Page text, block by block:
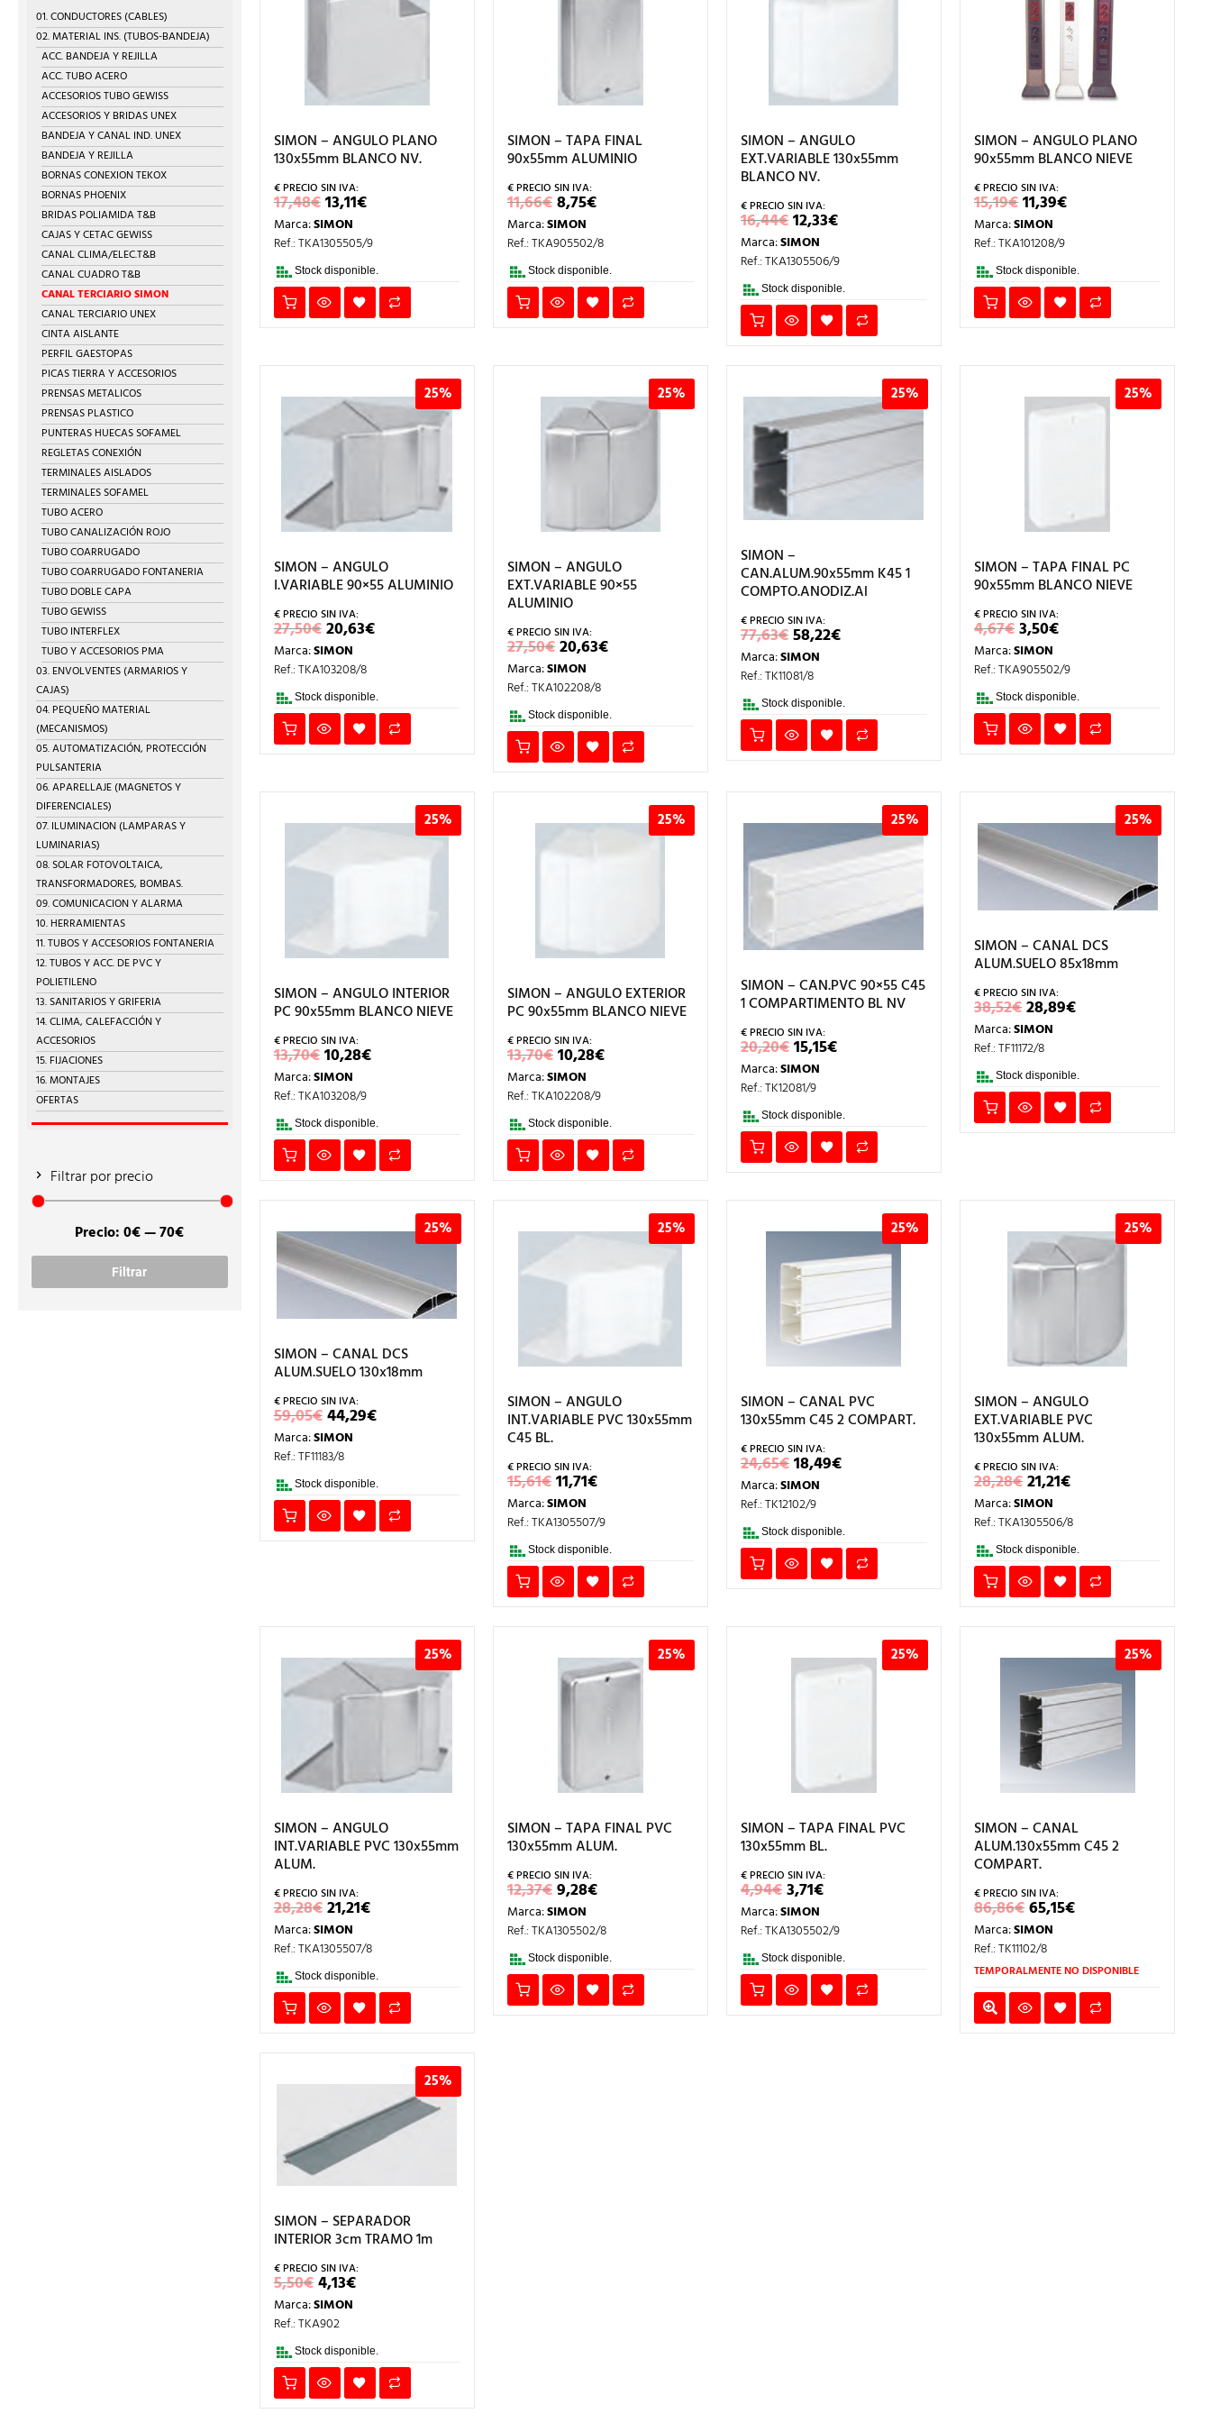
SIMON – ANGULO PLANO
130x55mm BLANCO NV.
17,48€EL
PRECIO
ORIGINAL
ERA:
17,48€.
13,11€EL
PRECIO
ACTUAL
ES:
13,11€.
Marca:SIMON
Ref.: TKA1305505/9
Stock disponible.
SIMON – TAPA FINAL
90x55mm ALUMINIO
11,66€EL
PRECIO
ORIGINAL
ERA:
11,66€.
8,75€EL
PRECIO
ACTUAL
ES:
8,75€.
Marca:SIMON
Ref.: TKA905502/8
Stock disponible.
SIMON – ANGULO
EXT.VARIABLE 130x55mm
BLANCO NV.
16,44€EL
PRECIO
ORIGINAL
ERA:
16,44€.
12,33€EL
PRECIO
ES:
Marca:SIMON
Ref.: TKA1305506/9
Stock disponible.
SIMON – ANGULO PLANO
90x55mm BLANCO NIEVE
15,19€EL
PRECIO
ORIGINAL
ERA:
15,19€.
11,39€EL
PRECIO
11,39€.
Marca:SIMON
Ref.: TKA101208/9
Stock disponible.
25%
SIMON – ANGULO
I.VARIABLE 90×55 ALUMINIO
27,50€EL
PRECIO
ORIGINAL
ERA:
27,50€.
20,63€EL
PRECIO
Marca:SIMON
Ref.: TKA103208/8
Stock disponible.
25%
SIMON – ANGULO
EXT.VARIABLE 90×55
ALUMINIO
27,50€EL
PRECIO
ORIGINAL
ERA:
27,50€.
20,63€EL
PRECIO
Marca:SIMON
Ref.: TKA102208/8
Stock disponible.
25%
SIMON –
CAN.ALUM.90x55mm K45 1
COMPTO.ANODIZ.Al
77,63€EL
PRECIO
ORIGINAL
ERA:
77,63€.
58,22€EL
PRECIO
Marca:SIMON
Ref.: TK11081/8
Stock disponible.
25%
SIMON – TAPA FINAL PC
90x55mm BLANCO NIEVE
4,67€EL
PRECIO
ORIGINAL
ERA:
4,67€.
3,50€EL
PRECIO
ACTUAL
ES:
3,50€.
Marca:SIMON
Ref.: TKA905502/9
Stock disponible.
25%
SIMON – ANGULO INTERIOR
PC 90x55mm BLANCO NIEVE
13,70€EL
PRECIO
ORIGINAL
ERA:
13,70€.
10,28€EL
PRECIO
Marca:SIMON
Ref.: TKA103208/9
Stock disponible.
25%
SIMON – ANGULO EXTERIOR
PC 90x55mm BLANCO NIEVE
13,70€EL
PRECIO
ORIGINAL
ERA:
13,70€.
10,28€EL
PRECIO
Marca:SIMON
Ref.: TKA102208/9
Stock disponible.
25%
SIMON – CAN.PVC 90×55 C45
1 COMPARTIMENTO BL NV
20,20€EL
PRECIO
ORIGINAL
ERA:
20,20€.
15,15€EL
PRECIO
Marca:SIMON
Ref.: TK12081/9
Stock disponible.
25%
SIMON – CANAL DCS
ALUM.SUELO 85x18mm
38,52€EL
PRECIO
ORIGINAL
ERA:
38,52€.
28,89€EL
PRECIO
Marca:SIMON
Ref.: TF11172/8
Stock disponible.
25%
SIMON – CANAL DCS
ALUM.SUELO 130x18mm
59,05€EL
PRECIO
ORIGINAL
ERA:
59,05€.
44,29€EL
PRECIO
Marca:SIMON
Ref.: TF11183/8
Stock disponible.
25%
SIMON – ANGULO
INT.VARIABLE PVC 130x55mm
C45 BL.
15,61€EL
PRECIO
ORIGINAL
ERA:
15,61€.
11,71€EL
PRECIO
ACTUAL
ES:11,71€.
Marca:SIMON
Ref.: TKA1305507/9
Stock disponible.
25%
SIMON – CANAL PVC
130x55mm C45 2 COMPART.
24,65€EL
PRECIO
ORIGINAL
ERA:
24,65€.
18,49€EL
PRECIO
Marca:SIMON
Ref.: TK12102/9
Stock disponible.
25%
SIMON – ANGULO
EXT.VARIABLE PVC
130x55mm ALUM.
28,28€EL
PRECIO
ORIGINAL
ERA:
28,28€.
21,21€EL
PRECIO
ES:
Marca:SIMON
Ref.: TKA1305506/8
Stock disponible.
25%
SIMON – ANGULO
INT.VARIABLE PVC 130x55mm
ALUM.
28,28€EL
PRECIO
ORIGINAL
ERA:
28,28€.
21,21€EL
PRECIO
ES:
Marca:SIMON
Ref.: TKA1305507/8
Stock disponible.
25%
SIMON – TAPA FINAL PVC
130x55mm ALUM.
12,37€EL
PRECIO
ORIGINAL
ERA:
12,37€.
9,28€EL
PRECIO
ACTUAL
ES:9,28€.
Marca:SIMON
Ref.: TKA1305502/8
Stock disponible.
25%
SIMON – TAPA FINAL PVC
130x55mm BL.
4,94€EL
PRECIO
ORIGINAL
ERA:
4,94€.
3,71€EL
PRECIO
ACTUAL
ES:
3,71€.
Marca:SIMON
Ref.: TKA1305502/9
Stock disponible.
25%
SIMON – CANAL
ALUM.130x55mm C45 2
COMPART.
86,86€EL
PRECIO
ORIGINAL
ERA:
86,86€.
65,15€EL
PRECIO
65,15€.
Marca:SIMON
Ref.: TK11102/8
TEMPORALMENTE NO DISPONIBLE
25%
SIMON – SEPARADOR
INTERIOR 3cm TRAMO 1m
5,50€EL
PRECIO
ORIGINAL
ERA:
5,50€.
4,13€EL
PRECIO
4,13€.
Marca:SIMON
Ref.: TKA902
Stock disponible.
01. CONDUCTORES (CABLES)
02. MATERIAL INS. (TUBOS-BANDEJA)
ACC. BANDEJA Y REJILLA
ACC. TUBO ACERO
ACCESORIOS TUBO GEWISS
ACCESORIOS Y BRIDAS UNEX
BANDEJA Y CANAL IND. UNEX
BANDEJA Y REJILLA
BORNAS CONEXION TEKOX
BORNAS PHOENIX
BRIDAS POLIAMIDA T&B
CAJAS Y CETAC GEWISS
CANAL CLIMA/ELEC.T&B
CANAL CUADRO T&B
CANAL TERCIARIO SIMON
CANAL TERCIARIO UNEX
CINTA AISLANTE
PERFIL GAESTOPAS
PICAS TIERRA Y ACCESORIOS
PRENSAS METALICOS
PRENSAS PLASTICO
PUNTERAS HUECAS SOFAMEL
REGLETAS CONEXIÓN
TERMINALES AISLADOS
TERMINALES SOFAMEL
TUBO ACERO
TUBO CANALIZACIÓN ROJO
TUBO COARRUGADO
TUBO COARRUGADO FONTANERIA
TUBO DOBLE CAPA
TUBO GEWISS
TUBO INTERFLEX
TUBO Y ACCESORIOS PMA
03. ENVOLVENTES (ARMARIOS Y
CAJAS)
04. PEQUEÑO MATERIAL
(MECANISMOS)
05. AUTOMATIZACIÓN, PROTECCIÓN
PULSANTERIA
06. APARELLAJE (MAGNETOS Y
DIFERENCIALES)
07. ILUMINACION (LAMPARAS Y
LUMINARIAS)
08. SOLAR FOTOVOLTAICA,
TRANSFORMADORES, BOMBAS.
09. COMUNICACION Y ALARMA
10. HERRAMIENTAS
11. TUBOS Y ACCESORIOS FONTANERIA
12. TUBOS Y ACC. DE PVC Y
POLIETILENO
13. SANITARIOS Y GRIFERIA
14. CLIMA, CALEFACCIÓN Y
ACCESORIOS
15. FIJACIONES
16. MONTAJES
OFERTAS
Filtrar por precio
Filtrar
Precio:0€—70€